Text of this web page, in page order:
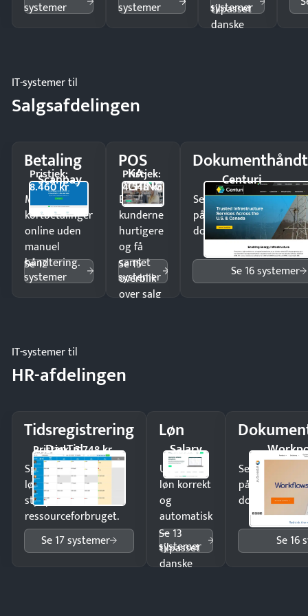
systemer systemer
tilpasset
danske
systemer
IT-systemer til
Salgsafdelingen
Betaling
Scanpay
Pristjek:
8.460 kr
Modtag
kortbetalinger
online uden
manuel
håndtering.
Se 12
systemer
POS
KA-
CHING
Pristjek:
4.548 kr
Ekspedér
kunderne
hurtigere
og få
samlet
overblik
over salg
Se 15
systemer
Centuri
Send kontrakter til
på minutter og mist
dokumenter.
Se 16 systemer
IT-systemer til
HR-afdelingen
Tidsregistrering
DanTid
Pristjek: 5.748 kr
Spar tid på
lønberegning og få
styr på
ressourceforbruget.
Se 17 systemer
Løn
Salary
Udbetal
løn korrekt
og
automatisk
—
tilpasset
danske
Se 13
systemer
Send
på minutter
dokumenter.
Se 16